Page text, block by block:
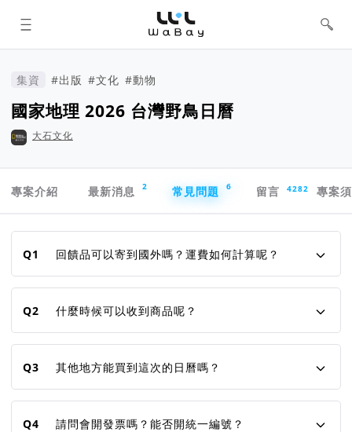
WaBay 挖貝 | 台灣最值得信賴的群眾
集資 / 群眾募資平台
集資 #出版 #文化 #動物
國家地理 2026 台灣野鳥日曆
大石文化
專案介紹
最新消息 2 常見問題 6 留言 4282 專案
Q1
回饋品可以寄到國外嗎？運費如何計算呢？
Q2 什麼時候可以收到商品呢？
Q3 其他地方能買到這次的日曆嗎？
Q4 請問會開發票嗎？能否開統一編號？